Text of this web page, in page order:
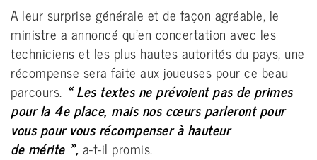
A leur surprise générale et de façon agréable, le
ministre a annoncé qu’en concertation avec les
techniciens et les plus hautes autorités du pays, une
récompense sera faite aux joueuses pour ce beau
parcours. « Les textes ne prévoient pas de primes
pour la 4e place, mais nos cœurs parleront pour
vous pour vous récompenser à hauteur
de mérite », a-t-il promis.